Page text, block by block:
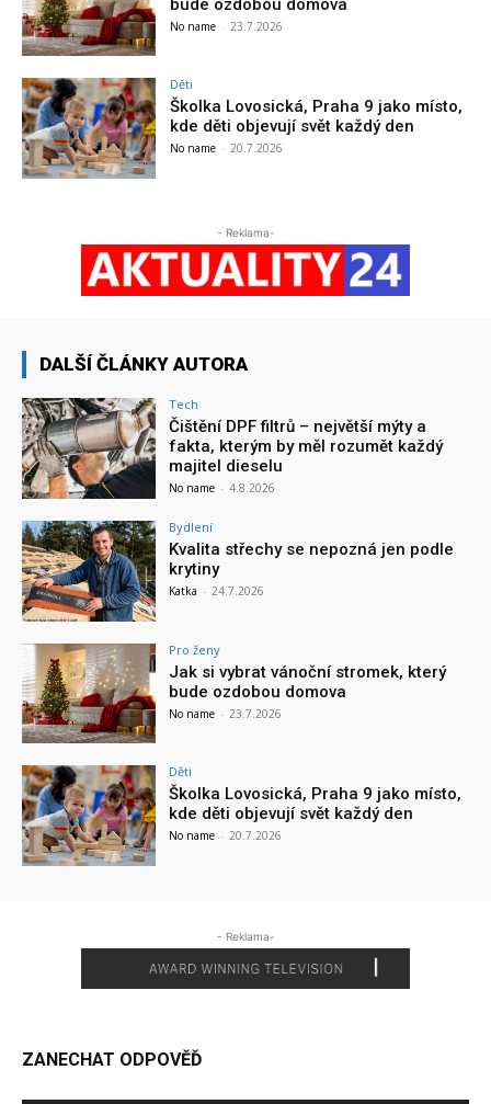
bude ozdobou domova
No name - 23.7.2026
Děti
Školka Lovosická, Praha 9 jako místo,
kde děti objevují svět každý den
No name - 20.7.2026
- Reklama-
DALŠÍ ČLÁNKY AUTORA
Tech
Čištění DPF filtrů – největší mýty a
fakta, kterým by měl rozumět každý
majitel dieselu
No name - 4.8.2026
Bydlení
Kvalita střechy se nepozná jen podle
krytiny
Katka - 24.7.2026
Pro ženy
Jak si vybrat vánoční stromek, který
bude ozdobou domova
No name - 23.7.2026
Děti
Školka Lovosická, Praha 9 jako místo,
kde děti objevují svět každý den
No name - 20.7.2026
- Reklama-
ZANECHAT ODPOVĚĎ